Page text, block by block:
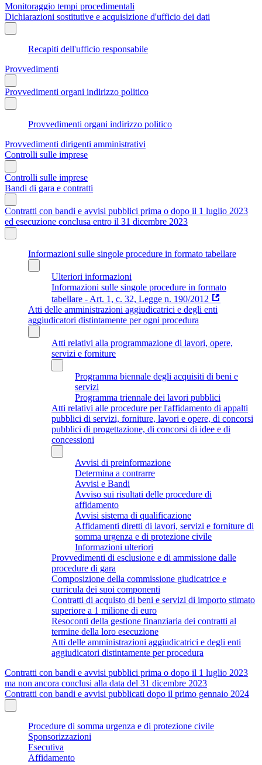
Monitoraggio tempi procedimentali
Dichiarazioni sostitutive e acquisizione d'ufficio dei dati
Recapiti dell'ufficio responsabile
Provvedimenti
Provvedimenti organi indirizzo politico
Provvedimenti organi indirizzo politico
Provvedimenti dirigenti amministrativi
Controlli sulle imprese
Controlli sulle imprese
Bandi di gara e contratti
Contratti con bandi e avvisi pubblici prima o dopo il 1 luglio 2023
ed esecuzione conclusa entro il 31 dicembre 2023
Informazioni sulle singole procedure in formato tabellare
Ulteriori informazioni
Informazioni sulle singole procedure in formato
tabellare - Art. 1, c. 32, Legge n. 190/2012
Atti delle amministrazioni aggiudicatrici e degli enti
aggiudicatori distintamente per ogni procedura
Atti relativi alla programmazione di lavori, opere,
servizi e forniture
Programma biennale degli acquisiti di beni e
servizi
Programma triennale dei lavori pubblici
Atti relativi alle procedure per l'affidamento di appalti
pubblici di servizi, forniture, lavori e opere, di concorsi
pubblici di progettazione, di concorsi di idee e di
concessioni
Avvisi di preinformazione
Determina a contrarre
Avvisi e Bandi
Avviso sui risultati delle procedure di
affidamento
Avvisi sistema di qualificazione
Affidamenti diretti di lavori, servizi e forniture di
somma urgenza e di protezione civile
Informazioni ulteriori
Provvedimenti di esclusione e di ammissione dalle
procedure di gara
Composizione della commissione giudicatrice e
curricula dei suoi componenti
Contratti di acquisto di beni e servizi di importo stimato
superiore a 1 milione di euro
Resoconti della gestione finanziaria dei contratti al
termine della loro esecuzione
Atti delle amministrazioni aggiudicatrici e degli enti
aggiudicatori distintamente per procedura
Contratti con bandi e avvisi pubblici prima o dopo il 1 luglio 2023
ma non ancora conclusi alla data del 31 dicembre 2023
Contratti con bandi e avvisi pubblicati dopo il primo gennaio 2024
Procedure di somma urgenza e di protezione civile
Sponsorizzazioni
Esecutiva
Affidamento